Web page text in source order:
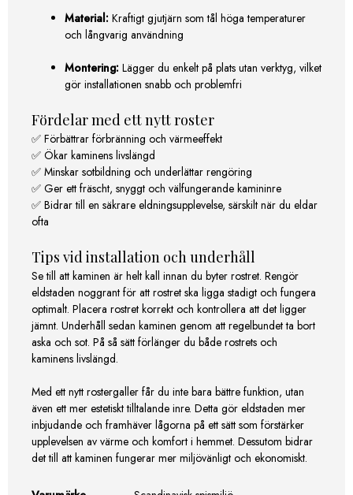
Material: Kraftigt gjutjärn som tål höga temperaturer
och långvarig användning
Montering: Lägger du enkelt på plats utan verktyg, vilket
gör installationen snabb och problemfri
Fördelar med ett nytt roster
✅ Förbättrar förbränning och värmeeffekt
✅ Ökar kaminens livslängd
✅ Minskar sotbildning och underlättar rengöring
✅ Ger ett fräscht, snyggt och välfungerande kamininre
✅ Bidrar till en säkrare eldningsupplevelse, särskilt när du eldar
ofta
Tips vid installation och underhåll
Se till att kaminen är helt kall innan du byter rostret. Rengör
eldstaden noggrant för att rostret ska ligga stadigt och fungera
optimalt. Placera rostret korrekt och kontrollera att det ligger
jämnt. Underhåll sedan kaminen genom att regelbundet ta bort
aska och sot. På så sätt förlänger du både rostrets och
kaminens livslängd.
Med ett nytt rostergaller får du inte bara bättre funktion, utan
även ett mer estetiskt tilltalande inre. Detta gör eldstaden mer
inbjudande och framhäver lågorna på ett sätt som förstärker
upplevelsen av värme och komfort i hemmet. Dessutom bidrar
det till att kaminen fungerar mer miljövänligt och ekonomiskt.